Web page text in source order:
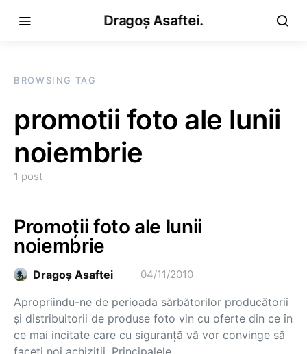
Dragoș Asaftei.
BROWSING TAG
promotii foto ale lunii
noiembrie
1 post
Promoții foto ale lunii
noiembrie
Dragoş Asaftei 04/11/2010
Apropriindu-ne de perioada sărbătorilor producătorii
și distribuitorii de produse foto vin cu oferte din ce în
ce mai incitate care cu siguranță vă vor convinge să
faceți noi achiziții. Principalele…